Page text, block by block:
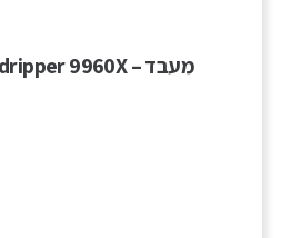
מעבד – AMD Ryzen Threadripper 9960X